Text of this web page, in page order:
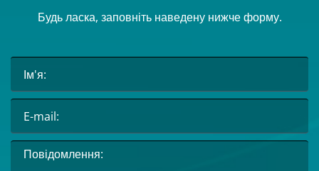
Будь ласка, заповніть наведену нижче форму.